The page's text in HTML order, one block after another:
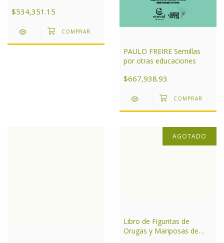
$534,351.15
PAULO FREIRE Semillas
por otras educaciones
$667,938.93
AGOTADO
Libro de Figuritas de
Orugas y Mariposas de